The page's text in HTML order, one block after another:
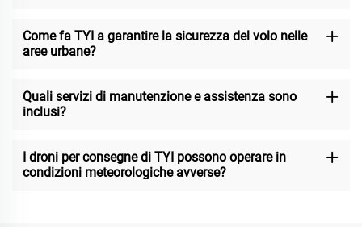
Come fa TYI a garantire la sicurezza del volo nelle
aree urbane?
Quali servizi di manutenzione e assistenza sono
inclusi?
I droni per consegne di TYI possono operare in
condizioni meteorologiche avverse?